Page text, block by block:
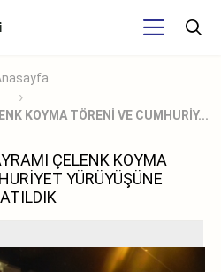
KOYMA TÖRENİ VE CUMHURİY...
ÇELENK KOYMA
YÜRÜYÜŞÜNE